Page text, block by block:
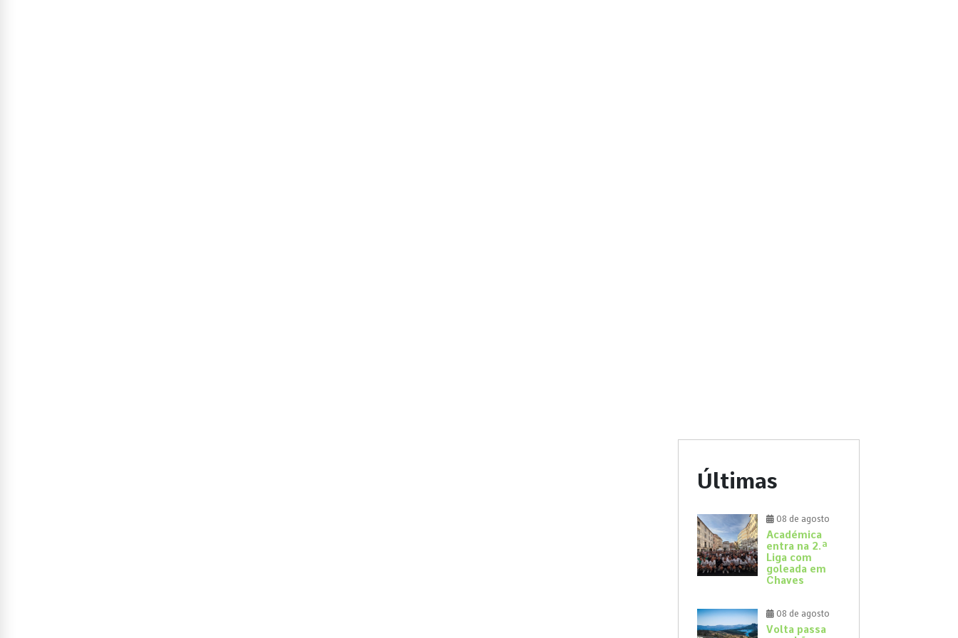
Últimas
08 de agosto
Académica
entra na 2.ª
Liga com
goleada em
Chaves
08 de agosto
Volta passa